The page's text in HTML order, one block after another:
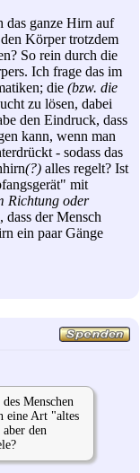
das ganze Hirn auf
Körper trotzdem
So rein durch die
Ich frage das im
die (bzw. die
zu lösen, dabei
den Eindruck, dass
kann, wenn man
- sodass das
(?) alles regelt? Ist
mit
Richtung oder
dass der Mensch
ein paar Gänge
Menschen
eine Art "altes
den